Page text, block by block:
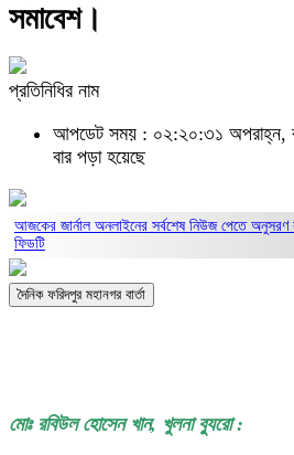
সমাবেশ।
প্রতিনিধির নাম
আপডেট সময় : ০২:২০:৩১ অপরাহ্ন,
বার পড়া হয়েছে
আজকের জার্নাল অনলাইনের সর্বশেষ নিউজ পেতে
ফিডটি
দৈনিক ফরিদপুর মহানগর বার্তা
মোঃ রবিউল হোসেন খান, খুলনা ব্যুরো :